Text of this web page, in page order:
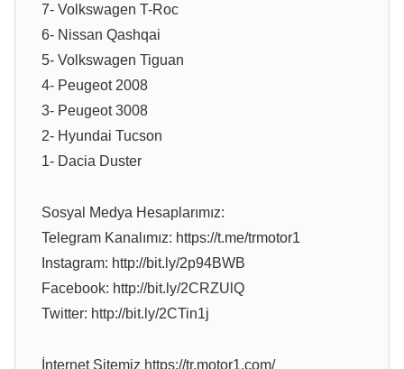
7- Volkswagen T-Roc
6- Nissan Qashqai
5- Volkswagen Tiguan
4- Peugeot 2008
3- Peugeot 3008
2- Hyundai Tucson
1- Dacia Duster
Sosyal Medya Hesaplarımız:
Telegram Kanalımız: https://t.me/trmotor1
Instagram: http://bit.ly/2p94BWB
Facebook: http://bit.ly/2CRZUlQ
Twitter: http://bit.ly/2CTin1j
İnternet Sitemiz https://tr.motor1.com/